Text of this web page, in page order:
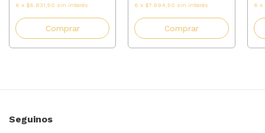
6 x $6.831,50 sin interés
Comprar
6 x $7.994,50 sin interés
Comprar
6 x
Seguinos